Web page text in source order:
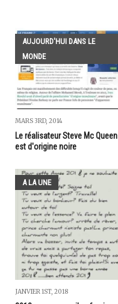
AUJOURD'HUI DANS LE
MONDE
MARS 3RD, 2014
Le réalisateur Steve Mc Queen
est d'origine noire
A LA UNE
JANVIER 1ST, 2018